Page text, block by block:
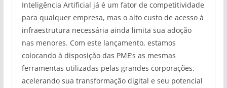
Inteligência Artificial já é um fator de competitividade
para qualquer empresa, mas o alto custo de acesso à
infraestrutura necessária ainda limita sua adoção
nas menores. Com este lançamento, estamos
colocando à disposição das PME’s as mesmas
ferramentas utilizadas pelas grandes corporações,
acelerando sua transformação digital e seu potencial